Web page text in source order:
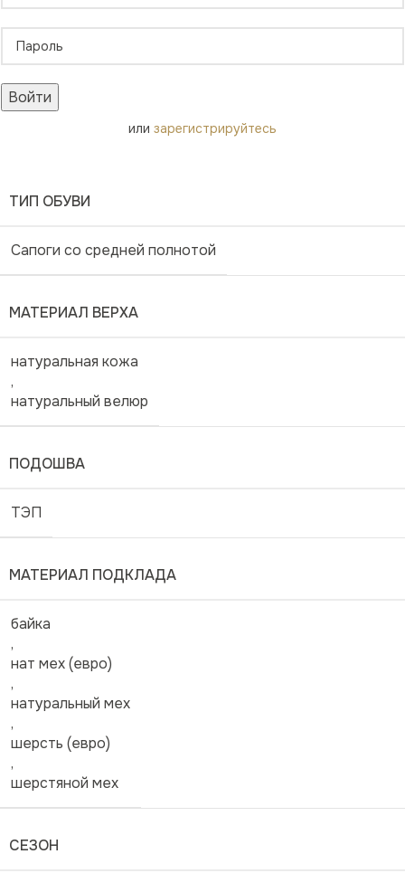
Войти
или зарегистрируйтесь
ТИП ОБУВИ
Сапоги со средней полнотой
МАТЕРИАЛ ВЕРХА
натуральная кожа
,
натуральный велюр
ПОДОШВА
ТЭП
МАТЕРИАЛ ПОДКЛАДА
байка
,
нат мех (евро)
,
натуральный мех
,
шерсть (евро)
,
шерстяной мех
СЕЗОН